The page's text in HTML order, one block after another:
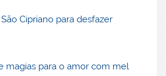
Cipriano para desfazer
magias para o amor com mel